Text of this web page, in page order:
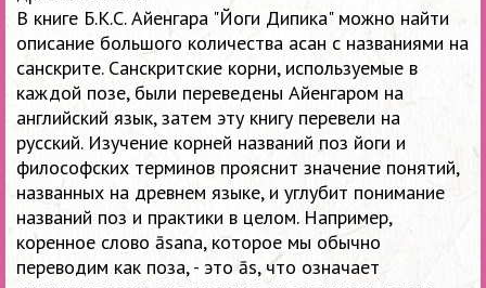
В книге Б.К.С. Айенгара "Йоги Дипика" можно найти
описание большого количества асан с названиями на
санскрите. Санскритские корни, используемые в
каждой позе, были переведены Айенгаром на
английский язык, затем эту книгу перевели на
русский. Изучение корней названий поз йоги и
философских терминов прояснит значение понятий,
названных на древнем языке, и углубит понимание
названий поз и практики в целом. Например,
коренное слово āsana, которое мы обычно
переводим как поза, - это ās, что означает